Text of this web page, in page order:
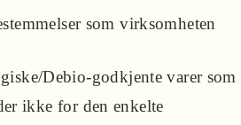
som virksomheten
Debio-godkjente varer som
ikke for den enkelte